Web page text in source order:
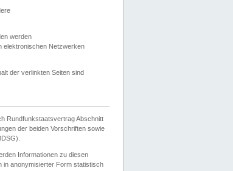
werden
elektronischen Netzwerken
der verlinkten Seiten sind
Rundfunkstaatsvertrag Abschnitt
der beiden Vorschriften sowie
Informationen zu diesen
in anonymisierter Form statistisch